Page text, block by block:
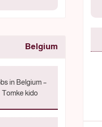
Belgium
in Belgium –
Tomke kido